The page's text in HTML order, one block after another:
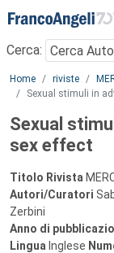
Menu
Cerca:
Main content
Home riviste
Sexual stimuli in
Sexual
sex effect
Titolo Rivista
Autori/Curatori
Zerbini
Anno di
Lingua Inglese